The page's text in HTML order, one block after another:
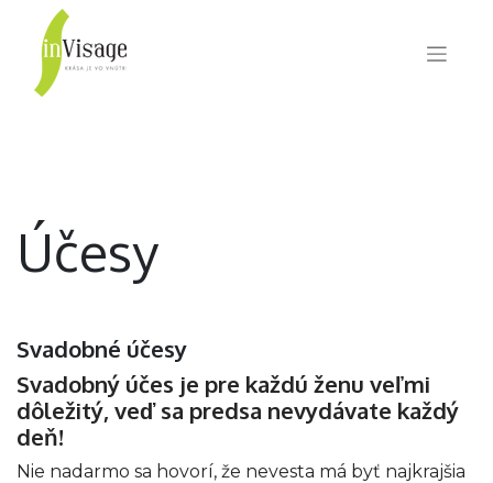
Účesy
Svadobné účesy
Svadobný účes je pre každú ženu veľmi
dôležitý, veď sa predsa nevydávate každý
deň!
Nie nadarmo sa hovorí, že nevesta má byť najkrajšia